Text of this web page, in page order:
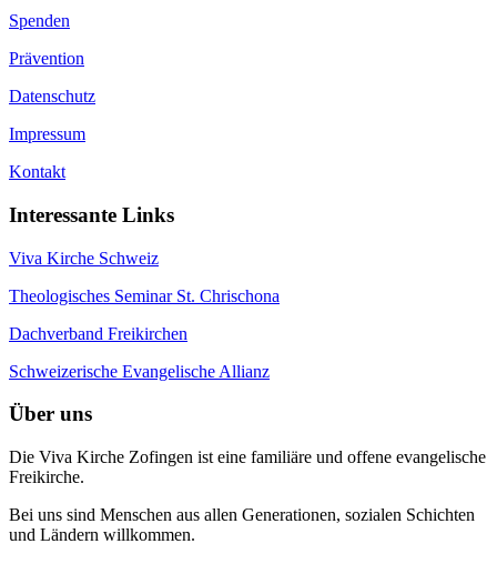
Spenden
Prävention
Datenschutz
Impressum
Kontakt
Interessante Links
Viva Kirche Schweiz
Theologisches Seminar St. Chrischona
Dachverband Freikirchen
Schweizerische Evangelische Allianz
Über uns
Die Viva Kirche Zofingen ist eine familiäre und offene evangelische
Freikirche.
Bei uns sind Menschen aus allen Generationen, sozialen Schichten
und Ländern willkommen.